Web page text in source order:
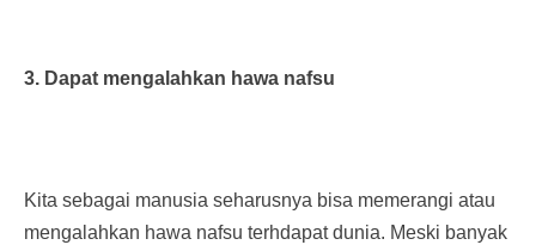
3. Dapat mengalahkan hawa nafsu
Kita sebagai manusia seharusnya bisa memerangi atau
mengalahkan hawa nafsu terhdapat dunia. Meski banyak